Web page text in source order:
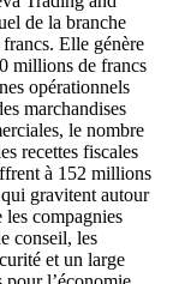
de la branche
Elle génère
millions de francs
opérationnels
marchandises
le nombre
recettes fiscales
à 152 millions
gravitent autour
les compagnies
conseil, les
et un large